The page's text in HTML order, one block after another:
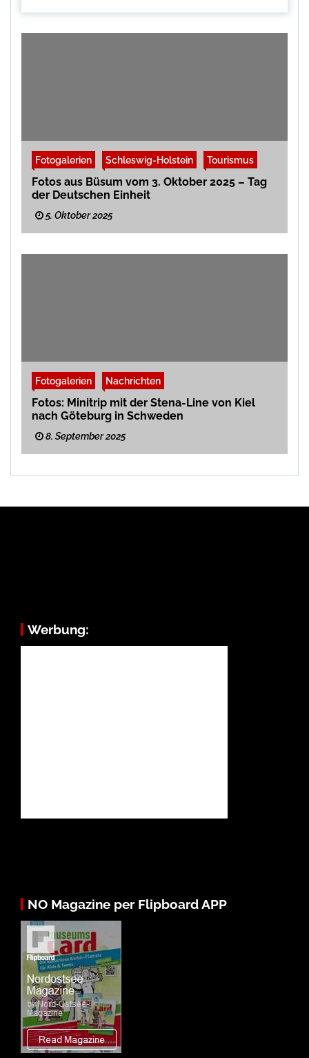
Fotogalerien Schleswig-Holstein Tourismus
Fotos aus Büsum vom 3. Oktober 2025 – Tag
der Deutschen Einheit
5. Oktober 2025
Fotogalerien Nachrichten
Fotos: Minitrip mit der Stena-Line von Kiel
nach Göteburg in Schweden
8. September 2025
Werbung:
NO Magazine per Flipboard APP